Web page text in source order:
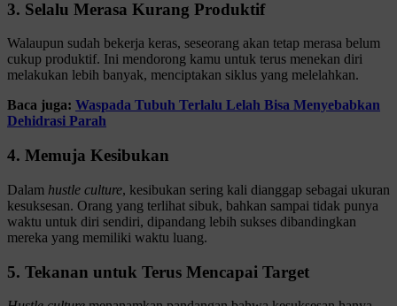
3. Selalu Merasa Kurang Produktif
Walaupun sudah bekerja keras, seseorang akan tetap merasa belum
cukup produktif. Ini mendorong kamu untuk terus menekan diri
melakukan lebih banyak, menciptakan siklus yang melelahkan.
Baca juga: Waspada Tubuh Terlalu Lelah Bisa Menyebabkan
Dehidrasi Parah
4. Memuja Kesibukan
Dalam hustle culture, kesibukan sering kali dianggap sebagai ukuran
kesuksesan. Orang yang terlihat sibuk, bahkan sampai tidak punya
waktu untuk diri sendiri, dipandang lebih sukses dibandingkan
mereka yang memiliki waktu luang.
5. Tekanan untuk Terus Mencapai Target